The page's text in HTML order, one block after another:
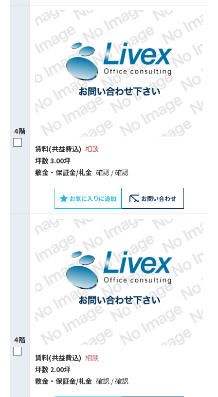
4階
賃料(共益費込) 相談
坪数 3.00坪
敷⾦‧保証⾦/礼⾦ 確認 / 確認
お気に入りに追加 お問い合わせ
4階
賃料(共益費込) 相談
坪数 2.00坪
敷⾦‧保証⾦/礼⾦ 確認 / 確認